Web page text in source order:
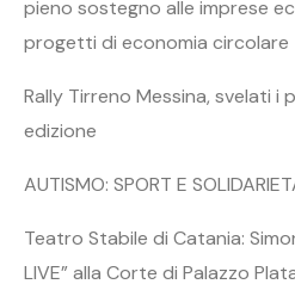
pieno sostegno alle imprese
progetti di economia circolare
Rally Tirreno Messina, svelati i
edizione
AUTISMO: SPORT E
Teatro Stabile di Catania:
LIVE” alla Corte di Palazzo